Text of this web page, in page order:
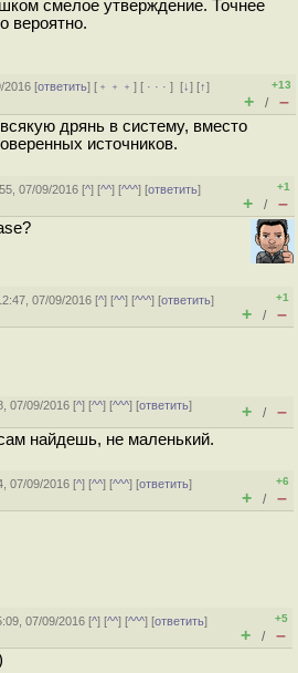
смелое утверждение. Точнее
вероятно.
2016 [ответить] [ ﹢﹢﹢] [ · · ·][↓] [↑]
+13
+ / –
дрянь в систему, вместо
источников.
07/09/2016 [^] [^^] [^^^] [ответить]
+1
+ / –
07/09/2016 [^] [^^] [^^^] [ответить]
+1
+ / –
07/09/2016 [^] [^^] [^^^] [ответить]
+ / –
найдешь, не маленький.
07/09/2016 [^] [^^] [^^^] [ответить]
+6
+ / –
07/09/2016 [^] [^^] [^^^] [ответить]
+5
+ / –